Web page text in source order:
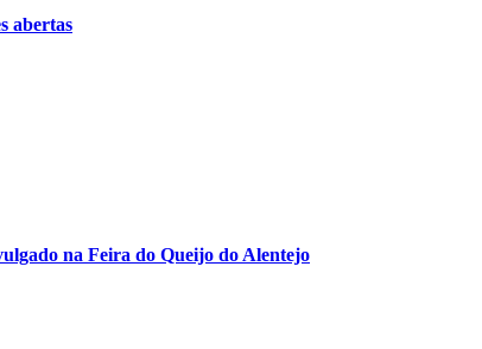
abertas
na Feira do Queijo do Alentejo